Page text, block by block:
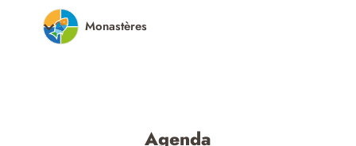
Monastères
Agenda